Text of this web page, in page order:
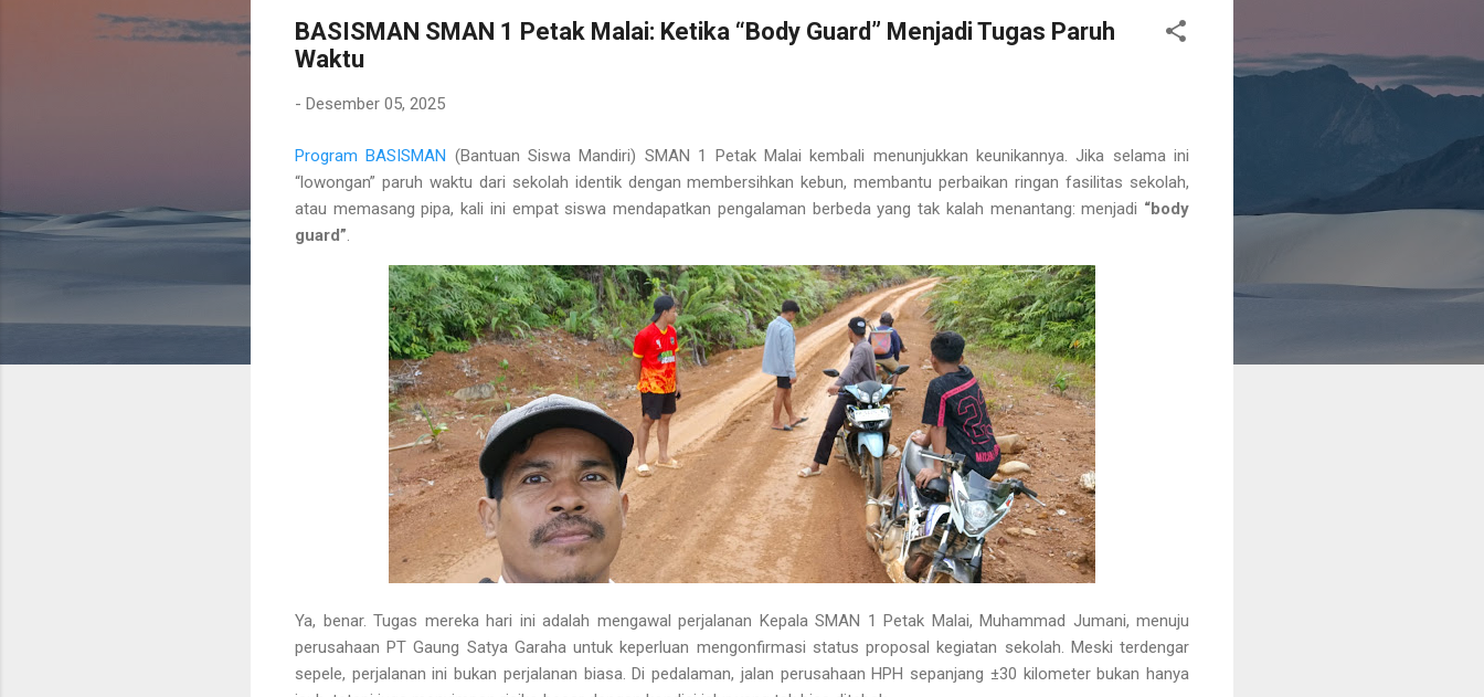
BASISMAN SMAN 1 Petak Malai: Ketika “Body Guard” Menjadi Tugas Paruh
Waktu
- Desember 05, 2025
Program BASISMAN (Bantuan Siswa Mandiri) SMAN 1 Petak Malai kembali menunjukkan keunikannya. Jika selama ini
“lowongan” paruh waktu dari sekolah identik dengan membersihkan kebun, membantu perbaikan ringan fasilitas sekolah,
atau memasang pipa, kali ini empat siswa mendapatkan pengalaman berbeda yang tak kalah menantang: menjadi “body
guard”
Ya, benar. Tugas mereka hari ini adalah mengawal perjalanan Kepala SMAN 1 Petak Malai, Muhammad Jumani, menuju
perusahaanPT Gaung Satya Garaha untuk keperluan mengonfirmasi status proposal kegiatan sekolah. Meski terdengar
sepele, perjalanan ini bukan perjalanan biasa. Di pedalaman, jalan perusahaan HPH sepanjang ±30 kilometer bukan hanya